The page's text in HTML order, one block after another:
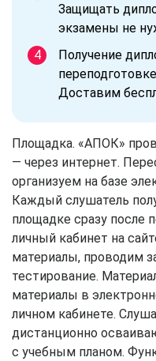
Защищать
экзамены не
Получение
Доставим
Площадка. «АПОК»
— через интернет.
организуем на базе
Каждый слушатель
площадке сразу после
личный кабинет на
материалы, проводим
тестирование.
материалы в
личном кабинете.
дистанционно
с учебным планом.